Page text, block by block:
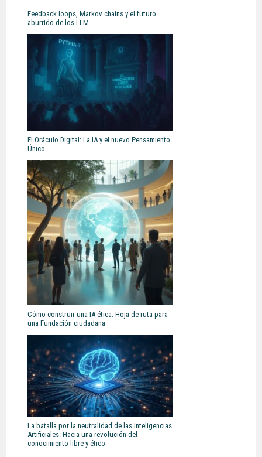
Feedback loops, Markov chains y el futuro
aburrido de los LLM
El Oráculo Digital: La IA y el nuevo Pensamiento
Único
Cómo construir una IA ética: Hoja de ruta para
una Fundación ciudadana
La batalla por la neutralidad de las Inteligencias
Artificiales: Hacia una revolución del
conocimiento libre y ético